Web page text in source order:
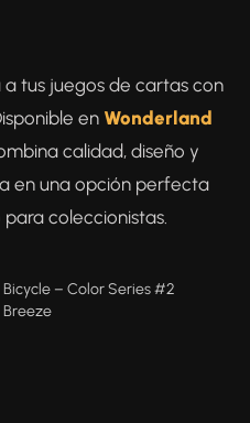
tus juegos de cartas con
en Wonderland
calidad, diseño y
en una opción perfecta
coleccionistas.
Bicycle – Color Series #2
Breeze